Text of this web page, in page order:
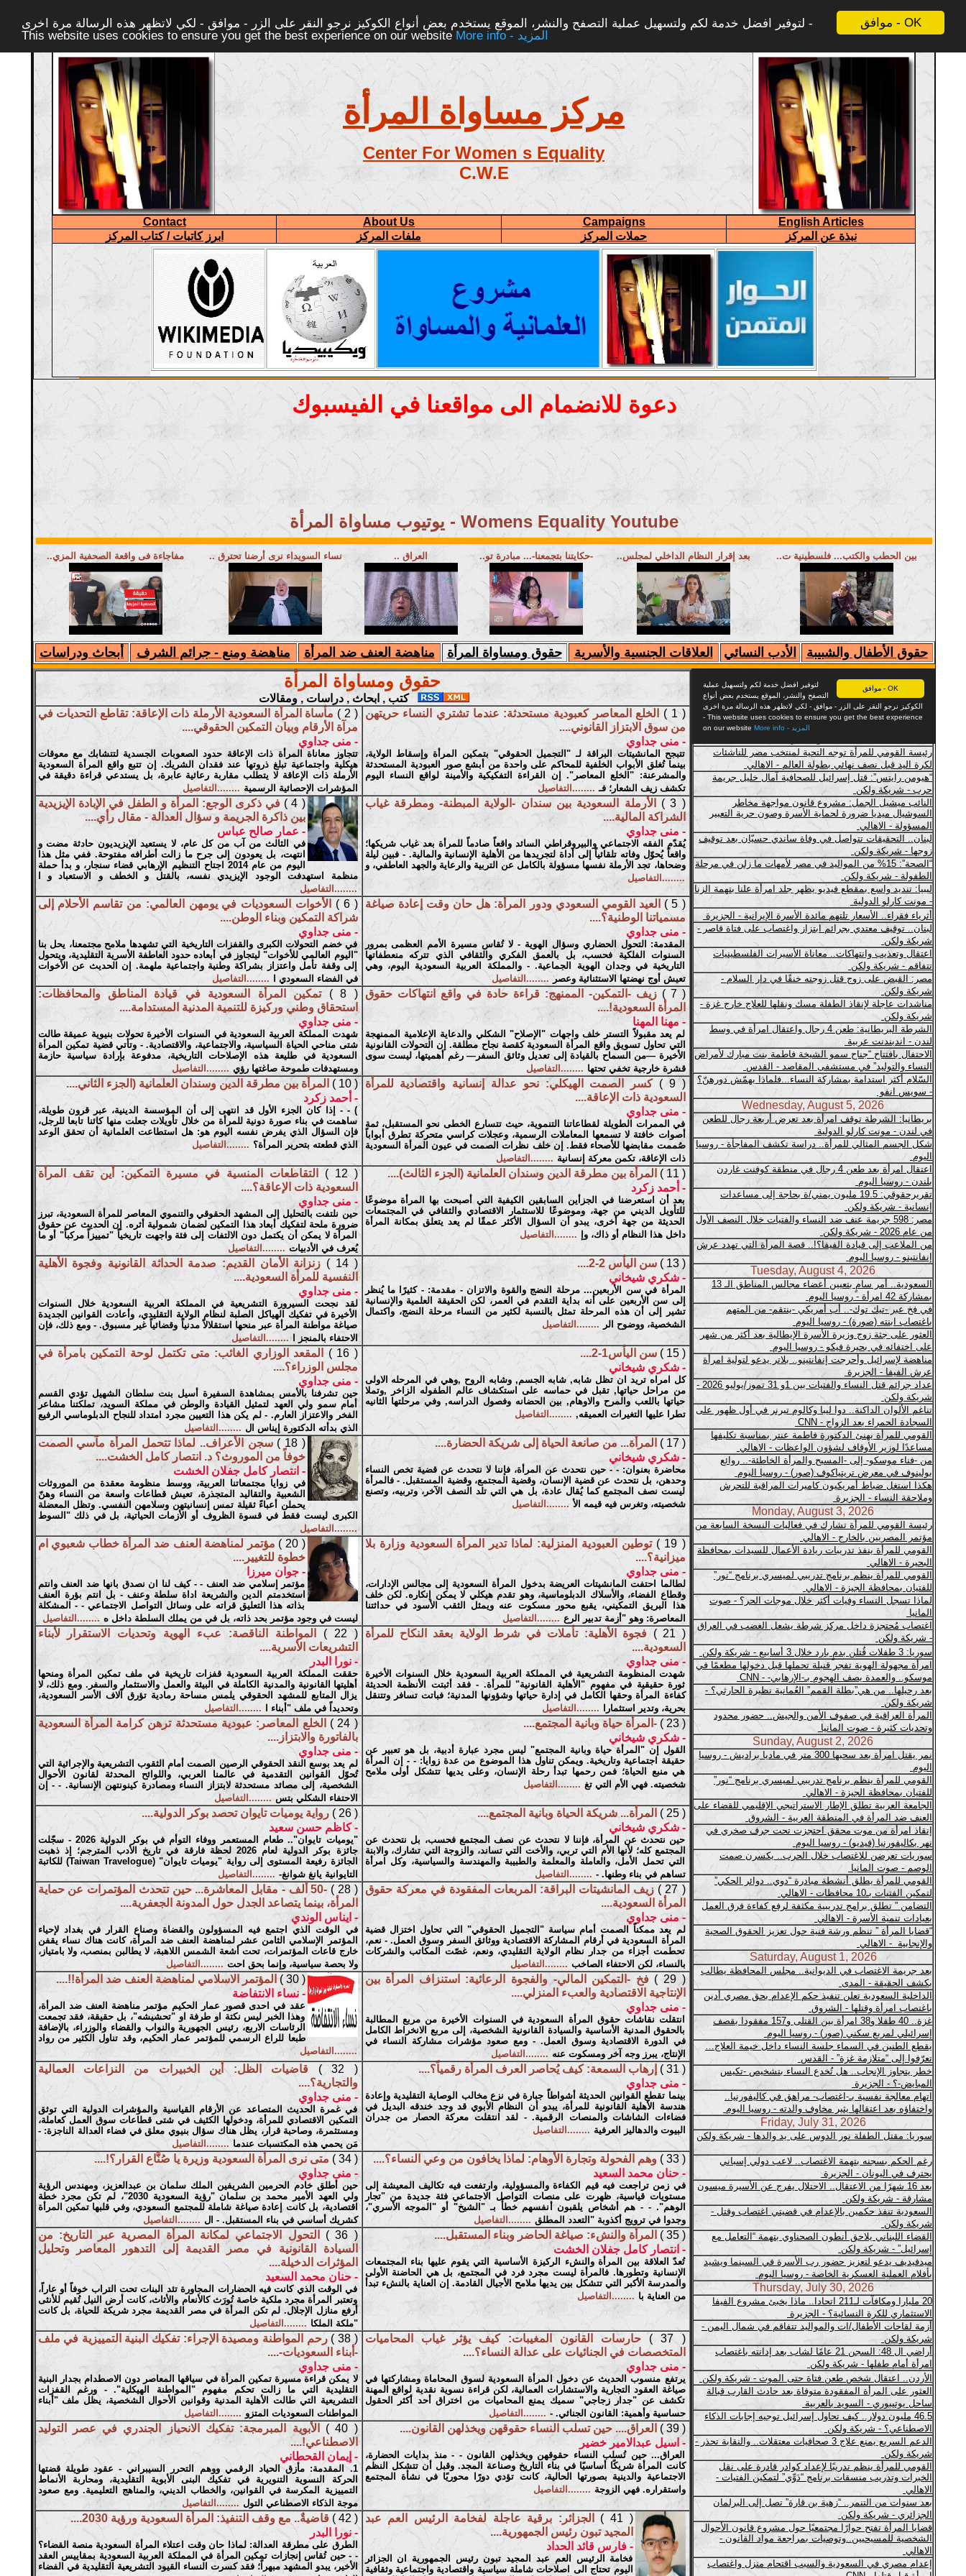
موافق - OK
لتوفير افضل خدمة لكم ولتسهيل عملية التصفح والنشر، الموقع يستخدم بعض أنواع الكوكيز نرجو النقر على الزر - موافق - لكي لاتظهر هذه الرسالة مرة اخرى -
This website uses cookies to ensure you get the best experience on our website
More info - المزيد
مركز مساواة المرأة
Center For Women s Equality
C.W.E
Contact About Us Campaigns
English Articles
ابرز كاتبات / كتاب المركز
ملفات المركز حملات المركز نبذة عن المركز
دعوة للانضمام الى مواقعنا في الفيسبوك
يوتيوب مساواة المرأة - Womens Equality Youtube
مفاجاءة فى واقعة الصحفية المزي.. نساء السويداء نرى أرضنا تحترق .. العراق .. -حكايتنا بتجمعنا-... مبادرة تو.. بعد إقرار النظام الداخلي لمجلس.. بين الحطب والكتب... فلسطينية ت..
حقوق الأطفال والشبيبة الأدب النسائي العلاقات الجنسية والأسرية حقوق ومساواة المرأة مناهضة العنف ضد المرأة مناهضة ومنع - جرائم الشرف أبحاث ودراسات
حقوق ومساواة المرأة
كتب , ابحاث , دراسات , ومقالات
( 1 )
الخلع المعاصر كعبودية مستحدثة: عندما تشتري النساء حريتهن
من سوق الابتزاز القانوني....
- منى جداوي
تتبجح المانشيتات البراقة لـ "التجميل الحقوقي" بتمكين المرأة وإسقاط الولاية،
بينما تُغلق الأبواب الخلفية للمحاكم على واحدة من أبشع صور العبودية المستحدثة
والمشرعنة: "الخلع المعاصر". إن القراءة التفكيكية والأمينة لواقع النساء اليوم
تكشف زيف الشعار؛ فـ ........التفاصيل
( 2 )
مأساة المرأة السعودية الأرملة ذات الإعاقة: تقاطع التحديات في
مرآة الأرقام وبيان التمكين الحقوقي....
- منى جداوي
تتجاوز معاناة المرأة ذات الإعاقة حدود الصعوبات الجسدية لتتشابك مع معوقات
هيكلية واجتماعية تبلغ ذروتها عند فقدان الشريك. إن تتبع واقع المرأة السعودية
الأرملة ذات الإعاقة لا يتطلب مقاربة رعائية عابرة، بل يستدعي قراءة دقيقة في
المؤشرات الإحصائية الرسمية ........التفاصيل
( 3 )
الأرملة السعودية بين سندان -الولاية المبطنة- ومطرقة غياب
الشراكة المالية....
- منى جداوي
يُقدّم الفقه الاجتماعي والبيروقراطي السائد واقعاً صادماً للمرأة بعد غياب شريكها؛
واقعاً يُحوّل وفاته تلقائياً إلى أداة لتجريدها من الأهلية الإنسانية والمالية. - فبين ليلة
وضحاها، تجد الأرملة نفسها مسؤولة بالكامل عن التربية والرعاية والجهد العاطفي، و
........التفاصيل
( 4 )
في ذكرى الوجع: المرأة و الطفل في الإبادة الإيزيدية
بين ذاكرة الجريمة و سؤال العدالة - مقال رأي....
- عمار صالح عباس
في الثالث من آب من كل عام، لا يستعيد الإيزيديون حادثة مضت و
انتهت، بل يعودون إلى جرح ما زالت أطرافه مفتوحة. ففي مثل هذا
اليوم من عام 2014 اجتاح التنظيم الإرهابي قضاء سنجار، و بدأ حملة
منظمة استهدفت الوجود الإيزيدي نفسه، بالقتل و الخطف و الاستعباد و ا
........التفاصيل
( 5 )
العيد القومي السعودي ودور المرأة: هل حان وقت إعادة صياغة
مسمياتنا الوطنية؟....
- منى جداوي
المقدمة: التحول الحضاري وسؤال الهوية - لا تُقاس مسيرة الأمم العظمى بمرور
السنوات الفلكية فحسب، بل بالعمق الفكري والثقافي الذي تتركه منعطفاتها
التاريخية في وجدان الهوية الجماعية. - والمملكة العربية السعودية اليوم، وهي
تعيش أوج نهضتها الاستثنائية وعصر ........التفاصيل
( 6 )
الأخوات السعوديات في يومهن العالمي: من تقاسم الأحلام إلى
شراكة التمكين وبناء الوطن....
- منى جداوي
في خضم التحولات الكبرى والقفزات التاريخية التي تشهدها ملامح مجتمعنا، يحل بنا
"اليوم العالمي للأخوات" ليتجاوز في أبعاده حدود العاطفة الأسرية التقليدية، ويتحول
إلى وقفة تأمل واعتزاز بشراكة وطنية واجتماعية ملهمة. إن الحديث عن الأخوات
في الفضاء السعودي ا
........التفاصيل
( 7 )
زيف -التمكين- الممنهج: قراءة حادة في واقع انتهاكات حقوق
المرأة السعودية!....
- مهنا المهنا
لم يعد مقبولاً التستر خلف واجهات "الإصلاح" الشكلي والدعاية الإعلامية الممنهجة
التي تحاول تسويق واقع المرأة السعودية كقصة نجاح مطلقة. إن التحولات القانونية
الأخيرة —من السماح بالقيادة إلى تعديل وثائق السفر— رغم أهميتها، ليست سوى
قشرة خارجية تخفي تحتها ........التفاصيل
( 8 )
تمكين المرأة السعودية في قيادة المناطق والمحافظات:
استحقاق وطني وركيزة للتنمية المدنية المستدامة....
- منى جداوي
شهدت المملكة العربية السعودية في السنوات الأخيرة تحولات بنيوية عميقة طالت
شتى مناحي الحياة السياسية، والاجتماعية، والاقتصادية. - وتأتي قضية تمكين المرأة
السعودية في طليعة هذه الإصلاحات التاريخية، مدفوعة بإرادة سياسية حازمة
ومستهدفات طموحة صاغتها رؤي ........التفاصيل
( 9 )
كسر الصمت الهيكلي: نحو عدالة إنسانية واقتصادية للمرأة
السعودية ذات الإعاقة....
- منى جداوي
في الممرات الطويلة لقطاعاتنا التنموية، حيث تتسارع الخطى نحو المستقبل، ثمة
أصوات خافتة لا تسمعها المعاملات الرسمية، وعجلات كراسي متحركة تطرق أبواباً
صُممت مقابضها للأصحاء فقط. إن خلف نظرات الصمت في عيون المرأة السعودية
ذات الإعاقة، تكمن معركة إنسانية ........التفاصيل
( 10 )
المرأة بين مطرقة الدين وسندان العلمانية (الجزء الثاني....
- أحمد زكرد
) - - إذا كان الجزء الأول قد انتهى إلى أن المؤسسة الدينية، عبر قرون طويلة،
ساهمت في بناء صورة دونية للمرأة من خلال تأويلات جعلت منها كائنا تابعا للرجل،
فإن السؤال الذي يفرض نفسه اليوم هو: هل استطاعت العلمانية أن تحقق الوعد
الذي قطعته بتحرير المرأة؟ ........التفاصيل
( 11 )
المرأة بين مطرقة الدين وسندان العلمانية (الجزء الثالث)....
- أحمد زكرد
بعد أن استعرضنا في الجزأين السابقين الكيفية التي أصبحت بها المرأة موضوعًا
للتأويل الديني من جهة، وموضوعًا للاستثمار الاقتصادي والثقافي في المجتمعات
الحديثة من جهة أخرى، يبدو أن السؤال الأكثر عمقًا لم يعد يتعلق بمكانة المرأة
داخل هذا النظام أو ذاك، وإ ........التفاصيل
( 12 )
التقاطعات المنسية في مسيرة التمكين: أين تقف المرأة
السعودية ذات الإعاقة؟....
- منى جداوي
حين نلتفت بالتحليل إلى المشهد الحقوقي والتنموي المعاصر للمرأة السعودية، تبرز
ضرورة ملحة لتفكيك أبعاد هذا التمكين لضمان شمولية أثره. إن الحديث عن حقوق
المرأة لا يمكن أن يكتمل دون الالتفات إلى فئة واجهت تاريخياً "تمييزاً مركباً" أو ما
يُعرف في الأدبيات ........التفاصيل
( 13 )
سن اليأس 2-2....
- شكري شيخاني
المرأة في سن الأربعين... مرحلة النضج والقوة والاتزان - مقدمة: - كثيرًا ما يُنظر
إلى سن الأربعين على أنه بداية التقدم في العمر، لكن الحقيقة العلمية والإنسانية
تشير إلى أن هذه المرحلة تمثل بالنسبة لكثير من النساء مرحلة النضج، واكتمال
الشخصية، ووضوح الر
........التفاصيل
( 14 )
زنزانة الأمان القديم: صدمة الحداثة القانونية وفجوة الأهلية
النفسية للمرأة السعودية....
- منى جداوي
لقد نجحت السيرورة التشريعية في المملكة العربية السعودية خلال السنوات
الأخيرة في تفكيك الهياكل الصلبة لنظام الولاية التقليدي، وأعادت القوانين الجديدة
صياغة مواطنة المرأة عبر منحها استقلالاً مدنياً وقضائياً غير مسبوق. - ومع ذلك، فإن
الاحتفاء بالمنجز ا........التفاصيل
( 15 )
سن اليأس1-2....
- شكري شيخاني
كل امراه تريد ان تظل شابه, شابه الجسم, وشابه الروح ,وهي في المرحله الاولى
من مراحل حياتها, تقبل في حماسه على استكشاف عالم الطفوله الزاخر ,وتملا
حياتها باللعب والمرح والاوهام, بين الحضانه وفصول الدراسه, وفي مرحلتها الثانيه
تطرا عليها التغيرات العميقه, ........التفاصيل
( 16 )
المقعد الوزاري الغائب: متى تكتمل لوحة التمكين بامرأة في
مجلس الوزراء؟....
- منى جداوي
حين تشرفنا بالأمس بمشاهدة السفيرة أسيل بنت سلطان الشهيل تؤدي القسم
أمام سمو ولي العهد لتمثيل القيادة والوطن في مملكة السويد، تملكتنا مشاعر
الفخر والاعتزاز العارم. - لم يكن هذا التعيين مجرد امتداد للنجاح الدبلوماسي الرفيع
الذي بدأته الدكتورة إيناس ال ........التفاصيل
( 17 )
المرأة... من صانعة الحياة إلى شريكة الحضارة....
- شكري شيخاني
محاضرة بعنوان: - - حين نتحدث عن المرأة، فإننا لا نتحدث عن قضية تخص النساء
وحدهن، بل نتحدث عن قضية الإنسان، وقضية المجتمع، وقضية المستقبل. - فالمرأة
ليست نصف المجتمع كما يُقال عادة، بل هي التي تلد النصف الآخر، وتربيه، وتصنع
شخصيته، وتغرس فيه قيمه الأ ........التفاصيل
( 18 )
سجن الأعراف.. لماذا تتحمل المرأة مآسي الصمت
خوفاً من الموروث؟ د. انتصار كامل الخشت....
- انتصار كامل جفلان الخشت
في زوايا مجتمعاتنا العربية، ووسط منظومة معقدة من الموروثات
الشعبية والتقاليد المتجذرة، تعيش قطاعات واسعة من النساء وهنّ
يحملن أعباءً ثقيلة تمس إنسانيتهن وسلامهن النفسي. وتظل المعضلة
الكبرى ليست فقط في قسوة الظروف أو الأزمات الحياتية، بل في ذلك "السوط
........التفاصيل
( 19 )
توطين العبودية المنزلية: لماذا تدير المرأة السعودية وزارة بلا
ميزانية؟....
- منى جداوي
لطالما احتفت المانشيتات العريضة بدخول المرأة السعودية إلى مجالس الإدارات،
وقطاع الفضاء، والأسلاك الدبلوماسية، وهو تقدم هيكلي لا يمكن إنكاره. لكن خلف
هذا البريق التمكيني، يقبع محور مسكوت عنه ويمثل الثقب الأسود في حداثتنا
المعاصرة: وهو "أزمة تدبير الرع ........التفاصيل
( 20 )
مؤتمر لمناهضة العنف ضد المرأة خطاب شعبوي ام
خطوة للتغيير....
- جوان ميرزا
مؤتمر إسلامي ضد العنف - - كيف لنا ان نصدق بانها ضد العنف وانتم
استخدمتم الدين والشريعة اداة سلطة وعنف - بل انتم بؤرة العنف
بذاته هذا التعليق قراته على وسائل التواصل الاجتماعي - - المشكلة
ليست في وجود مؤتمر بحد ذاته، بل في من يملك السلطة داخل ه ........التفاصيل
( 21 )
فجوة الأهلية: تأملات في شرط الولاية بعقد النكاح للمرأة
السعودية....
- منى جداوي
شهدت المنظومة التشريعية في المملكة العربية السعودية خلال السنوات الأخيرة
ثورة حقيقية في مفهوم "الأهلية القانونية" للمرأة. - فقد أثبتت الأنظمة الحديثة
كفاءة المرأة وحقها الكامل في إدارة حياتها وشؤونها المدنية؛ فباتت تسافر وتتنقل
بحرية، وتدير استثمارا
........التفاصيل
( 22 )
المواطنة الناقصة: عبء الهوية وتحديات الاستقرار لأبناء
التشريعات الأسرية....
- نورا البدر
حققت المملكة العربية السعودية قفزات تاريخية في ملف تمكين المرأة ومنحها
أهليتها القانونية والمدنية الكاملة في البيئة والعمل والاستثمار والسفر. ومع ذلك، لا
يزال المتابع للمشهد الحقوقي يلمس مساحة رمادية تؤرق آلاف الأسر السعودية،
وتحديداً في ملف "أبناء ا
........التفاصيل
( 23 )
-المرأة حياة وبانية المجتمع....
- شكري شيخاني
القول إن "المرأة حياة وبانية المجتمع" ليس مجرد عبارة أدبية، بل هو تعبير عن
حقيقة اجتماعية وتاريخية. ويمكن تناول هذا الموضوع من عدة زوايا: - - إن المرأة
هي منبع الحياة؛ فمن رحمها تبدأ رحلة الإنسان، وعلى يديها تتشكل أولى ملامح
شخصيته. فهي الأم التي تغ ........التفاصيل
( 24 )
الخلع المعاصر: عبودية مستحدثة ترهن كرامة المرأة السعودية
بالفاتورة والابتزاز....
- منى جداوي
لم يعد بوسع النقد الحقوقي الرصين الصمت أمام الثقوب التشريعية والإجرائية التي
تُحوّل القوانين التقدمية في عالمنا العربي، واللوائح المحدثة لقانون الأحوال
الشخصية، إلى مصائد مستحدثة لابتزاز النساء ومصادرة كينونتهن الإنسانية. - - إن
الاحتفاء الشكلي بتس ........التفاصيل
( 25 )
المرأة... شريكة الحياة وبانية المجتمع....
- شكري شيخاني
حين نتحدث عن المرأة، فإننا لا نتحدث عن نصف المجتمع فحسب، بل نتحدث عن
المجتمع كله؛ لأنها الأم التي تربي، والأخت التي تساند، والزوجة التي تشارك، والابنة
التي تحمل الأمل، والعاملة والمعلمة والطبيبة والمهندسة والسياسية، وكل امرأة
تساهم في بناء وطنها. - ........التفاصيل
( 26 )
رواية يوميات تايوان تحصد بوكر الدولية....
- كاظم حسن سعيد
"يوميات تايوان".. طعام المستعمر ووفاء التوأم في بوكر الدولية 2026 - ​سجّلت
جائزة بوكر الدولية لعام 2026 لحظة فارقة في تاريخ الأدب المترجم؛ إذ ذهبت
الجائزة رفيعة المستوى إلى رواية "يوميات تايوان" (Taiwan Travelogue) للكاتبة
التايوانية يانغ شوانغ- ........التفاصيل
( 27 )
زيف المانشيتات البراقة: المربعات المفقودة في معركة حقوق
المرأة السعودية....
- منى جداوي
لم يعد ممكناً الصمت أمام سياسة "التجميل الحقوقي" التي تحاول اختزال قضية
المرأة السعودية في أرقام المشاركة الاقتصادية ووثائق السفر وسوق العمل. - نعم،
تحطمت أجزاء من جدار نظام الولاية التقليدي، ونعم، غصّت المكاتب والشركات
بالنساء، لكن الاحتفاء الصاخب ........التفاصيل
( 28 )
-50 ألف - مقابل المعاشرة... حين تتحدث المؤتمرات عن حماية
المرأة، بينما يتصاعد الجدل حول المدونة الجعفرية....
- ايناس الوندي
في الوقت الذي اجتمع فيه المسؤولون والقضاة وصناع القرار في بغداد لإحياء
المؤتمر الإسلامي الثامن عشر لمناهضة العنف ضد المرأة، كانت هناك نساء يقفن
خارج قاعات المؤتمرات، تحت أشعة الشمس اللاهبة، لا يطالبن بمنصب، ولا بامتياز،
ولا بحصة سياسية، وإنما بحق احت ........التفاصيل
( 29 )
فخ -التمكين المالي- والفجوة الرعائية: استنزاف المرأة بين
الإنتاجية الاقتصادية والعبء المنزلي....
- منى جداوي
انتقلت نقاشات حقوق المرأة السعودية في السنوات الأخيرة من مربع المطالبة
بالحقوق المدنية الأساسية والسيادة القانونية الشخصية، إلى مربع الانخراط الكامل
في الدورة الاقتصادية وسوق العمل. - ومع صعود مؤشرات مشاركة النساء في
الإنتاج، يبرز وجه آخر ومسكوت عنه ........التفاصيل
( 30 )
المؤتمر الاسلامي لمناهضة العنف ضد المرأة!!....
- نساء الانتفاضة
عقد في احدى قصور عمار الحكيم مؤتمر مناهضة العنف ضد المرأة،
وهذا الخبر ليس نكتة او طرفة او "تحشيشه"، بل حقيقة، فقد تجمعت
الرئاسات الاربع، رئيس الجهورية والنواب والقضاء والوزراء، بالإضافة
طبعا للراع الرسمي للمؤتمر عمار الحكيم، وقد تناول الكثير من رواد
........التفاصيل
( 31 )
إرهاب السمعة: كيف يُحاصر العرف المرأة رقمياً؟....
- منى جداوي
بينما تقطع القوانين الحديثة أشواطاً جبارة في نزع مخالب الوصاية التقليدية وإعادة
هندسة الأهلية القانونية للمرأة، يبدو أن النظام الأبوي قد وجد خندقه البديل في
فضاءات الشاشات والمنصات الرقمية. - لقد انتقلت معركة الحصار من جدران
البيوت والدهاليز العرفية ........التفاصيل
( 32 )
قاضيات الظل: أين الخبيرات من النزاعات العمالية
والتجارية؟....
- منى جداوي
في غمرة الحديث المتصاعد عن الأرقام القياسية والمؤشرات الدولية التي توثق
التمكين الاقتصادي للمرأة، ودخولها الكثيف في شتى قطاعات سوق العمل كعاملة،
ومستثمرة، وصاحبة قرار، يظل هناك سؤال بنيوي معلق في فضاء العدالة الناجزة: -
مَن يحمي هذه المكتسبات عندما........التفاصيل
( 33 )
وهم الفحولة وتجارة الأوهام: لماذا يخافون من وعي النساء؟....
- حنان محمد السعيد
في زمن تراجعت فيه قيم الكفاءة والمسؤولية، وارتفعت فيه تكاليف المعيشة إلى
مستويات قياسية، ظهرت على منصات التواصل الاجتماعي فئة جديدة من "تجار
الوهم". - - هم أشخاص يلقبون أنفسهم خطأً بـ "الشيخ" أو "الموجه الأسري"،
وجدوا في ترويج أكذوبة "التعدد المطلق ........التفاصيل
( 34 )
متى نرى المرأة السعودية وزيرة يا صُنَّاع القرار؟!....
- منى جداوي
حين أطلق خادم الحرمين الشريفين الملك سلمان بن عبدالعزيز، ومهندس الرؤية
ولي العهد الأمير محمد بن سلمان "رؤية السعودية 2030"، لم تكن مجرد خطة
اقتصادية، بل كانت إعادة صياغة شاملة للمجتمع السعودي، وفي قلبها تمكين المرأة
كشريك أساسي في بناء المستقبل. - ال ........التفاصيل
( 35 )
المرأة والنشء: صياغة الحاضر وبناء المستقبل....
- انتصار كامل جفلان الخشت
تُعدّ العلاقة بين المرأة والنشء الركيزة الأساسية التي يقوم عليها بناء المجتمعات
الإنسانية وتطورها. فالمرأة ليست مجرد فرد في المجتمع، بل هي الحاضنة الأولى
والمدرسة الأكبر التي تتشكل بين يديها ملامح الأجيال القادمة. إن العناية بالنشء تبدأ
من العناية با ........التفاصيل
( 36 )
التحول الاجتماعي لمكانة المرأة المصرية عبر التاريخ: من
السيادة القانونية في مصر القديمة إلى التدهور المعاصر وتحليل
المؤثرات الدخيلة....
- حنان محمد السعيد
في الوقت الذي كانت فيه الحضارات المجاورة تئد البنات تحت التراب خوفاً أو عاراً،
وتعتبر المرأة مجرد ملكية خاصة تُورَث كالأنعام والأثاث، كانت أرض النيل تُقيم للأنثى
أرفع منازل الإجلال. لم تكن المرأة في مصر القديمة مجرد شريكة للحياة، بل كانت
"ملكة الملكا ........التفاصيل
( 37 )
حارسات القانون المغيبات: كيف يؤثر غياب المحاميات
المتخصصات في الجنائيات على عدالة النساء؟....
- منى جداوي
يرتفع منسوب الحديث عن دخول المرأة السعودية لسوق المحاماة ومشاركتها في
صياغة العقود التجارية والاستشارات العمالية، لكن قراءة نسوية نقدية لواقع المهنة
تكشف عن "جدار زجاجي" سميك يمنع المحاميات من اختراق أحد أكثر الحقول
حساسية وأهمية: القانون الجنائي. - ........التفاصيل
( 38 )
رحم المواطنة ومصيدة الإجراء: تفكيك البنية التمييزية في ملف
-أبناء السعوديات-....
- منى جداوي
لا يمكن قراءة مسيرة تمكين المرأة في سياقها المعاصر دون الاصطدام بجدار البنية
التقليدية التي ما زالت تحكم مفهوم "المواطنة الهيكلية". - ورغم القفزات
التشريعية التي طالت الأهلية المدنية وقوانين الأحوال الشخصية، يظل ملف "أبناء
المواطنات السعوديات المتزو........التفاصيل
( 39 )
العراق.... حين تسلب النساء حقوقهن ويخذلهن القانون....
- اسيل عبدالامير خضير
العراق... حين تُسلب النساء حقوقهن ويخذلهن القانون - - منذ بدايات الحضارة،
كانت المرأة شريكًا أساسيًا في بناء التاريخ وصناعة المجد. وقبل أن تتشكل النظم
الاجتماعية والدينية بصورتها الحالية، كانت تؤدي دورًا محوريًا في نشأة المجتمع
واستقراره. فهي الزوجة ........التفاصيل
( 40 )
الأبوية المبرمجة: تفكيك الانحياز الجندري في عصر التوليد
الاصطناعي!....
- إيمان القحطاني
1. المقدمة: مأزق الحياد الرقمي ووهم التحرر السيبراني - عقود طويلة قضتها
الحركة النسوية التنويرية في تفكيك البنى الأبوية التقليدية، ومحاربة الأنماط
التمييزية المكرسة في القوانين، والخطاب الديني، والمناهج التعليمية. ومع صعود
موجة الذكاء الاصطناعي التول ........التفاصيل
( 41 )
الجزائر: برقية عاجلة لفخامة الرئيس العم عبد
المجيد تبون رئيس الجمهورية....
- فارس قائد الحداد
فخامة الرئيس العم عبد المجيد تبون رئيس الجمهورية ان الجزائر
اليوم تحتاج الى اصلاحات شاملة سياسية واقتصادية واجتماعية وثقافية
( 42 )
قاضيةٌ.. مع وقف التنفيذ: المرأة السعودية ورؤية 2030....
- نورا البدر
الطرق على مطرقة العدالة: لماذا حان وقت اعتلاء المرأة السعودية منصة القضاء؟
- - حين تُقاس إنجازات تمكين المرأة في المملكة العربية السعودية بمقاييس العقد
الأخير، يبدو المشهد مبهراً؛ فقد كسرت النساء القيود التشريعية التقليدية في الفضاء